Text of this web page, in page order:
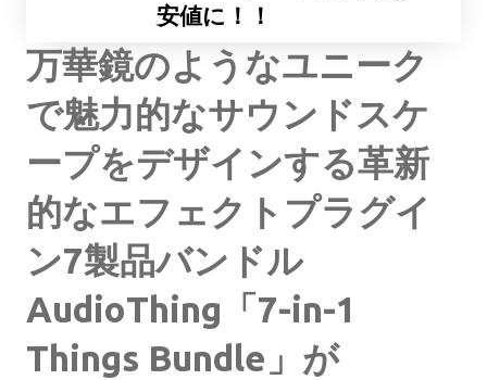
安値に！！
万華鏡のようなユニーク
で魅力的なサウンドスケ
ープをデザインする革新
的なエフェクトプラグイ
ン7製品バンドル
AudioThing「7-in-1
Things Bundle」が